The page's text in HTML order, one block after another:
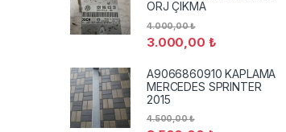
ORJ ÇIKMA
3.000,00 ₺
4.000,00₺
A9066860910 KAPLAMA
MERCEDES SPRINTER
2015
4.500,00₺